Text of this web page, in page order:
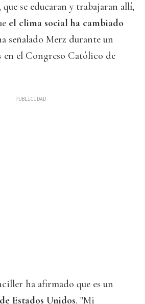
se educaran y trabajaran allí,
el clima social ha cambiado
señalado Merz durante un
en el Congreso Católico de
ha afirmado que es un
Estados Unidos. "Mi